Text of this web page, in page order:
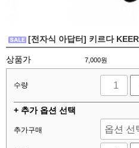
[전자식 아답터] 키르다
상품가 7,000원
수량
+ 추가 옵션 선택
추가구매